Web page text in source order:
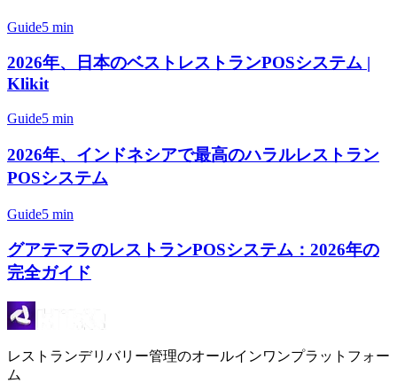
Guide5 min
2026年、日本のベストレストランPOSシステム |
Klikit
Guide5 min
2026年、インドネシアで最高のハラルレストラン
POSシステム
Guide5 min
グアテマラのレストランPOSシステム：2026年の
完全ガイド
レストランデリバリー管理のオールインワンプラットフォー
ム